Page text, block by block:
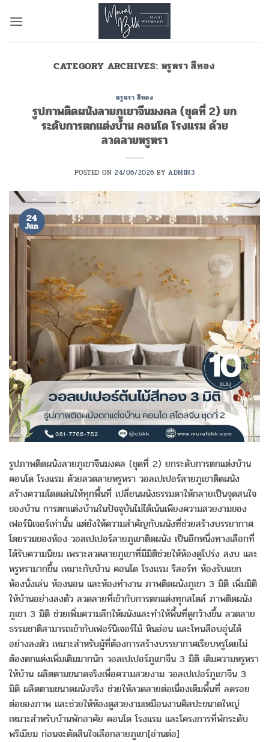
CATEGORY ARCHIVES: หรูหรา สีทอง
หรูหรา สีทอง
รูปภาพติดผนังลายภูเขาจีนมงคล (ชุดที่ 2) ยก
ระดับการตกแต่งบ้าน คอนโด โรงแรม ด้วย
ลวดลายหรูหรา
POSTED ON24/06/2026 BYADMIN3
24
Jun
รูปภาพติดผนังลายภูเขาจีนมงคล (ชุดที่ 2) ยกระดับการตกแต่งบ้าน
คอนโด โรงแรม ด้วยลวดลายหรูหรา วอลเปเปอร์ลายภูเขาติดผนัง
สร้างความโดดเด่นให้ทุกพื้นที่ เปลี่ยนผนังธรรมดาให้กลายเป็นจุดสนใจ
ของบ้าน การตกแต่งบ้านในปัจจุบันไม่ได้เน้นเพียงความสวยงามของ
เฟอร์นิเจอร์เท่านั้น แต่ยังให้ความสำคัญกับผนังที่ช่วยสร้างบรรยากาศ
โดยรวมของห้อง วอลเปเปอร์ลายภูเขาติดผนัง เป็นอีกหนึ่งทางเลือกที่
ได้รับความนิยม เพราะลวดลายภูเขาที่มีมิติช่วยให้ห้องดูโปร่ง สงบ และ
หรูหรามากขึ้น เหมาะกับบ้าน คอนโด โรงแรม รีสอร์ท ห้องรับแขก
ห้องนั่งเล่น ห้องนอน และห้องทำงาน ภาพติดผนังภูเขา 3 มิติ เพิ่มมิติ
ให้บ้านอย่างลงตัว ลวดลายที่เข้ากับการตกแต่งทุกสไตล์ ภาพติดผนัง
ภูเขา 3 มิติ ช่วยเพิ่มความลึกให้ผนังและทำให้พื้นที่ดูกว้างขึ้น ลวดลาย
ธรรมชาติสามารถเข้ากับเฟอร์นิเจอร์ไม้ หินอ่อน และโทนสีอบอุ่นได้
อย่างลงตัว เหมาะสำหรับผู้ที่ต้องการสร้างบรรยากาศเรียบหรูโดยไม่
ต้องตกแต่งเพิ่มเติมมากนัก วอลเปเปอร์ภูเขาจีน 3 มิติ เติมความหรูหรา
ให้บ้าน ผลิตตามขนาดจริงเพื่อความสวยงาม วอลเปเปอร์ภูเขาจีน 3
มิติ ผลิตตามขนาดผนังจริง ช่วยให้ลวดลายต่อเนื่องเต็มพื้นที่ ลดรอย
ต่อของภาพ และช่วยให้ห้องดูสวยงามเหมือนงานศิลปะขนาดใหญ่
เหมาะสำหรับบ้านพักอาศัย คอนโด โรงแรม และโครงการที่พักระดับ
พรีเมียม ก่อนจะตัดสินใจเลือกลายภูเขา[อ่านต่อ]